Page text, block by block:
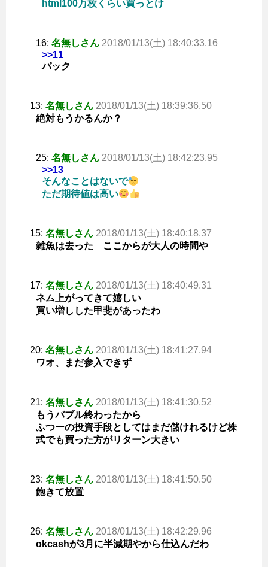
html100万枚くらい買っとけ
16: 名無しさん 2018/01/13(土) 18:40:33.16
>>11
パック
13: 名無しさん 2018/01/13(土) 18:39:36.50
絶対もうかるんか？
25: 名無しさん 2018/01/13(土) 18:42:23.95
>>13
そんなことはないで
ただ期待値は高い
15: 名無しさん 2018/01/13(土) 18:40:18.37
雑魚は去った ここからが大人の時間や
17: 名無しさん 2018/01/13(土) 18:40:49.31
ネム上がってきて嬉しい
買い増しした甲斐があったわ
20: 名無しさん 2018/01/13(土) 18:41:27.94
ワオ、まだ参入できず
21: 名無しさん 2018/01/13(土) 18:41:30.52
もうバブル終わったから
ふつーの投資手段としてはまだ儲けれるけど株
式でも買った方がリターン大きい
23: 名無しさん 2018/01/13(土) 18:41:50.50
飽きて放置
26: 名無しさん 2018/01/13(土) 18:42:29.96
okcashが3月に半減期やから仕込んだわ